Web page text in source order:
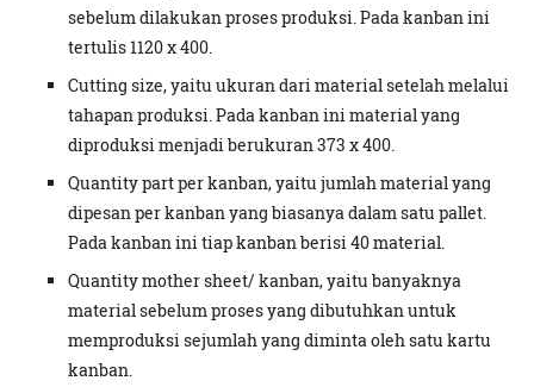
sebelum dilakukan proses produksi. Pada kanban ini
tertulis 1120 x 400.
Cutting size, yaitu ukuran dari material setelah melalui
tahapan produksi. Pada kanban ini material yang
diproduksi menjadi berukuran 373 x 400.
Quantity part per kanban, yaitu jumlah material yang
dipesan per kanban yang biasanya dalam satu pallet.
Pada kanban ini tiap kanban berisi 40 material.
Quantity mother sheet/ kanban, yaitu banyaknya
material sebelum proses yang dibutuhkan untuk
memproduksi sejumlah yang diminta oleh satu kartu
kanban.